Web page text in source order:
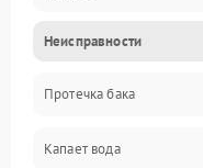
Датчики
Механика
Неисправности
Протечка бака
Капает вода